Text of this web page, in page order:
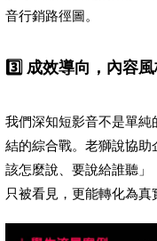
音行銷路徑圖。
3️⃣ 成效導向，內容
我們深知短影音不是單
結的綜合戰。老獅說協助
該怎麼說、要說給誰聽
只被看見，更能轉化為真